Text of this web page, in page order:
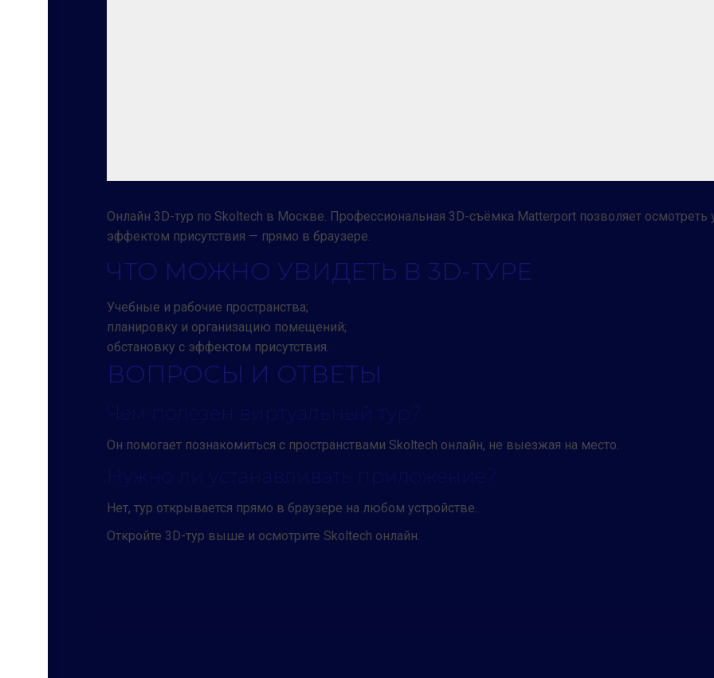
Онлайн 3D-тур по Skoltech в Москве. Профессиональная 3D-съёмка Matterport позволяет осмотреть
эффектом присутствия — прямо в браузере.
ЧТО МОЖНО УВИДЕТЬ В 3D-ТУРЕ
Учебные и рабочие пространства;
планировку и организацию помещений;
обстановку с эффектом присутствия.
ВОПРОСЫ И ОТВЕТЫ
Чем полезен виртуальный тур?
Он помогает познакомиться с пространствами Skoltech онлайн, не выезжая на место.
Нужно ли устанавливать приложение?
Нет, тур открывается прямо в браузере на любом устройстве.
Откройте 3D-тур выше и осмотрите Skoltech онлайн.